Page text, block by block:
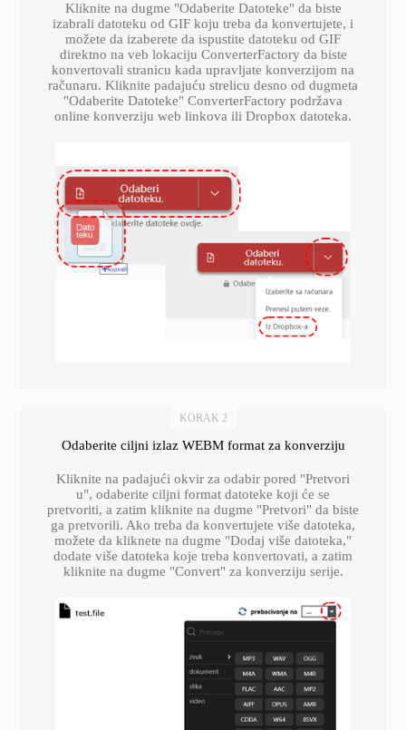
Kliknite na dugme "Odaberite Datoteke" da biste
izabrali datoteku od GIF koju treba da konvertujete, i
možete da izaberete da ispustite datoteku od GIF
direktno na veb lokaciju ConverterFactory da biste
konvertovali stranicu kada upravljate konverzijom na
računaru. Kliknite padajuću strelicu desno od dugmeta
"Odaberite Datoteke" ConverterFactory podržava
online konverziju web linkova ili Dropbox datoteka.
KORAK 2
Odaberite ciljni izlaz WEBM format za konverziju
Kliknite na padajući okvir za odabir pored "Pretvori
u", odaberite ciljni format datoteke koji će se
pretvoriti, a zatim kliknite na dugme "Pretvori" da biste
ga pretvorili. Ako treba da konvertujete više datoteka,
možete da kliknete na dugme "Dodaj više datoteka,"
dodate više datoteka koje treba konvertovati, a zatim
kliknite na dugme "Convert" za konverziju serije.